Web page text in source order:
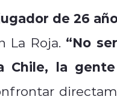
de 26
La Roja. “No
Chile, la